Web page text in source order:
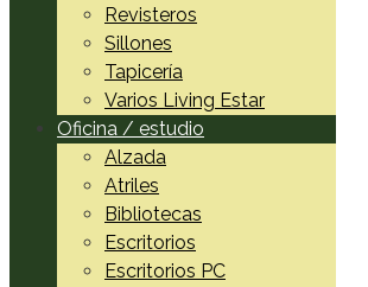
Revisteros
Sillones
Tapicería
Varios Living Estar
Oficina / estudio
Alzada
Atriles
Bibliotecas
Escritorios
Escritorios PC